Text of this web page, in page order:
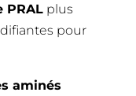
PRALplus
pour
aminés